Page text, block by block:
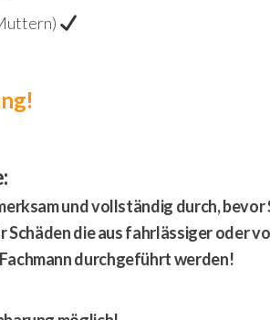
und vollständig durch, bevor
die aus fahrlässiger oder
durchgeführt werden!